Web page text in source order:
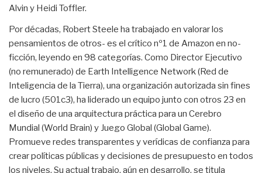
Alvin y Heidi Toffler.
Por décadas, Robert Steele ha trabajado en valorar los
pensamientos de otros- es el crítico nº1 de Amazon en no-
ficción, leyendo en 98 categorías. Como Director Ejecutivo
(no remunerado) de Earth Intelligence Network (Red de
Inteligencia de la Tierra), una organización autorizada sin fines
de lucro (501c3), ha liderado un equipo junto con otros 23 en
el diseño de una arquitectura práctica para un Cerebro
Mundial (World Brain) y Juego Global (Global Game).
Promueve redes transparentes y verídicas de confianza para
crear políticas públicas y decisiones de presupuesto en todos
los niveles. Su actual trabajo, aún en desarrollo, se titula